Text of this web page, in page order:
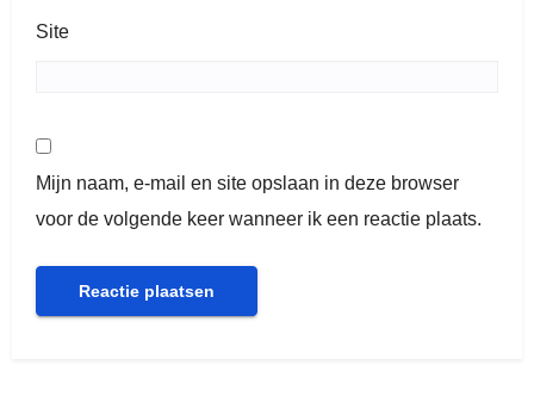
Site
Mijn naam, e-mail en site opslaan in deze browser
voor de volgende keer wanneer ik een reactie plaats.